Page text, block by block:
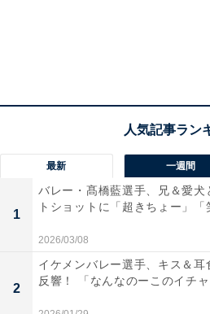
最新 一週間
1
バレー・髙橋藍選手、兄＆愛犬
トショットに「超きちょー」
2026/03/08
2
イケメンバレー選手、キス＆耳
反響！ 「なんなのーこのイチ